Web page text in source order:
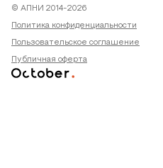
© АПНИ 2014-2026
Политика конфиденциальности
Пользовательское соглашение
Публичная оферта